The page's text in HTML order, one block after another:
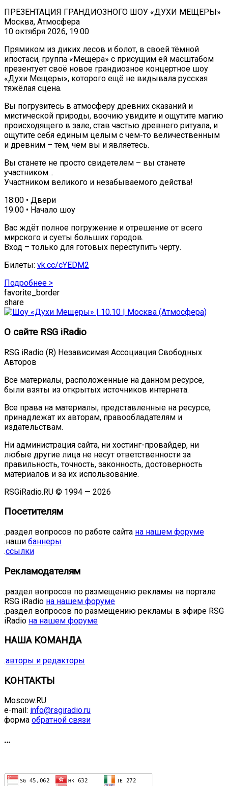
ПРЕЗЕНТАЦИЯ ГРАНДИОЗНОГО ШОУ «ДУХИ МЕЩЕРЫ»
Москва, Атмосфера
10 октября 2026, 19:00
Прямиком из диких лесов и болот, в своей тёмной
ипостаси, группа «Мещера» с присущим ей масштабом
презентует своё новое грандиозное концертное шоу
«Духи Мещеры», которого ещё не видывала русская
тяжёлая сцена.
Вы погрузитесь в атмосферу древних сказаний и
мистической природы, воочию увидите и ощутите магию
происходящего в зале, став частью древнего ритуала, и
ощутите себя единым целым с чем-то величественным
и древним – тем, чем вы и являетесь.
Вы станете не просто свидетелем – вы станете
участником…
Участником великого и незабываемого действа!
18:00 • Двери
19.00 • Начало шоу
Вас ждёт полное погружение и отрешение от всего
мирского и суеты больших городов.
Вход – только для готовых переступить черту.
Билеты: vk.cc/cYEDM2
Подробнее >
favorite_border
share
О сайте RSG iRadio
RSG iRadio (R) Независимая Ассоциация Свободных
Авторов
Все материалы, расположенные на данном ресурсе,
были взяты из открытых источников интернета.
Все права на материалы, представленные на ресурсе,
принадлежат их авторам, правообладателям и
издательствам.
Ни администрация сайта, ни хостинг-провайдер, ни
любые другие лица не несут ответственности за
правильность, точность, законность, достоверность
материалов и за их использование.
RSGiRadio.RU © 1994 — 2026
Посетителям
.раздел вопросов по работе сайта на нашем форуме
.наши баннеры
.ссылки
Рекламодателям
.раздел вопросов по размещению рекламы на портале
RSG iRadio на нашем форуме
.раздел вопросов по размещению рекламы в эфире RSG
iRadio на нашем форуме
НАША КОМАНДА
.авторы и редакторы
КОНТАКТЫ
Moscow.RU
e-mail: info@rsgiradio.ru
форма обратной связи
…